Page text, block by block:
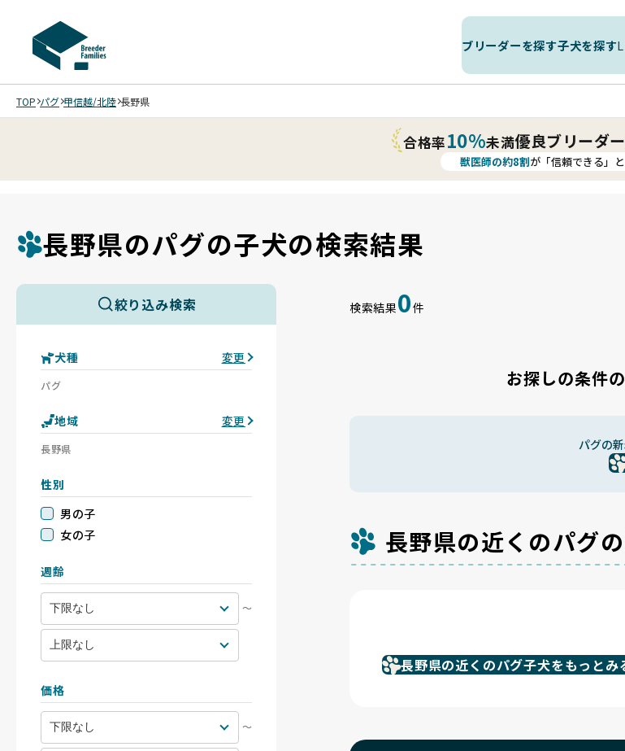
ブリーダーを探す子犬を探す
TOP パグ 甲信越/北陸 長野県
合格率10%未満優良ブリーダ
獣医師の約8割が「信頼できる」
長野県のパグの子犬の検索結果
絞り込み検索
犬種 変更
パグ
地域 変更
長野県
性別
男の子
女の子
週齢
〜
価格
〜
検索結果0件
お探しの条件
パグの
長野県の近くのパグ
長野県の近くのパグ子犬をもっとみ